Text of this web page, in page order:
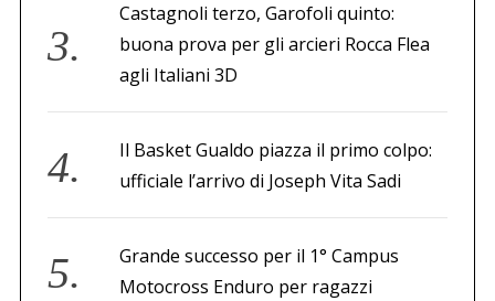
Castagnoli terzo, Garofoli quinto:
buona prova per gli arcieri Rocca Flea
agli Italiani 3D
Il Basket Gualdo piazza il primo colpo:
ufficiale l’arrivo di Joseph Vita Sadi
Grande successo per il 1° Campus
Motocross Enduro per ragazzi